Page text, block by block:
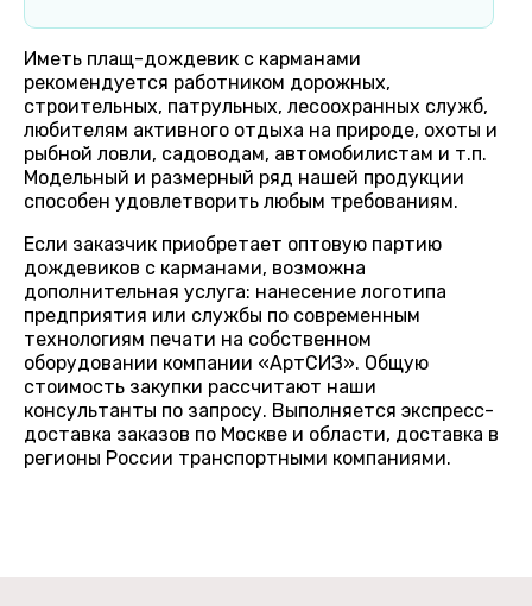
Иметь плащ-дождевик с карманами
рекомендуется работником дорожных,
строительных, патрульных, лесоохранных служб,
любителям активного отдыха на природе, охоты и
рыбной ловли, садоводам, автомобилистам и т.п.
Модельный и размерный ряд нашей продукции
способен удовлетворить любым требованиям.
Если заказчик приобретает оптовую партию
дождевиков с карманами, возможна
дополнительная услуга: нанесение логотипа
предприятия или службы по современным
технологиям печати на собственном
оборудовании компании «АртСИЗ». Общую
стоимость закупки рассчитают наши
консультанты по запросу. Выполняется экспресс-
доставка заказов по Москве и области, доставка в
регионы России транспортными компаниями.